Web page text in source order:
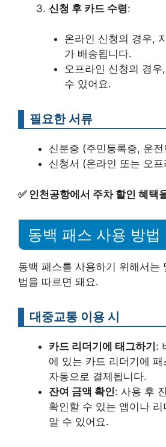
신청 후 카드 수령:
온라인 신청의 경우,
가 배송됩니다.
오프라인 신청의 경
수 있어요.
필요한 서류
신분증 (주민등록증, 운
신청서 (온라인 또는 오프
✅ 인천공항에서 주차 할인 혜택
동백 패스 사용 방법
동백 패스를 사용하기 위해서는
법을 따르면 돼요.
대중교통 이용 시
카드 리더기에 태그하기 :
에 있는 카드 리더기에
자동으로 결제됩니다.
잔여 금액 확인: 사용 후
확인할 수 있는 앱이나 리
알 수 있어요.